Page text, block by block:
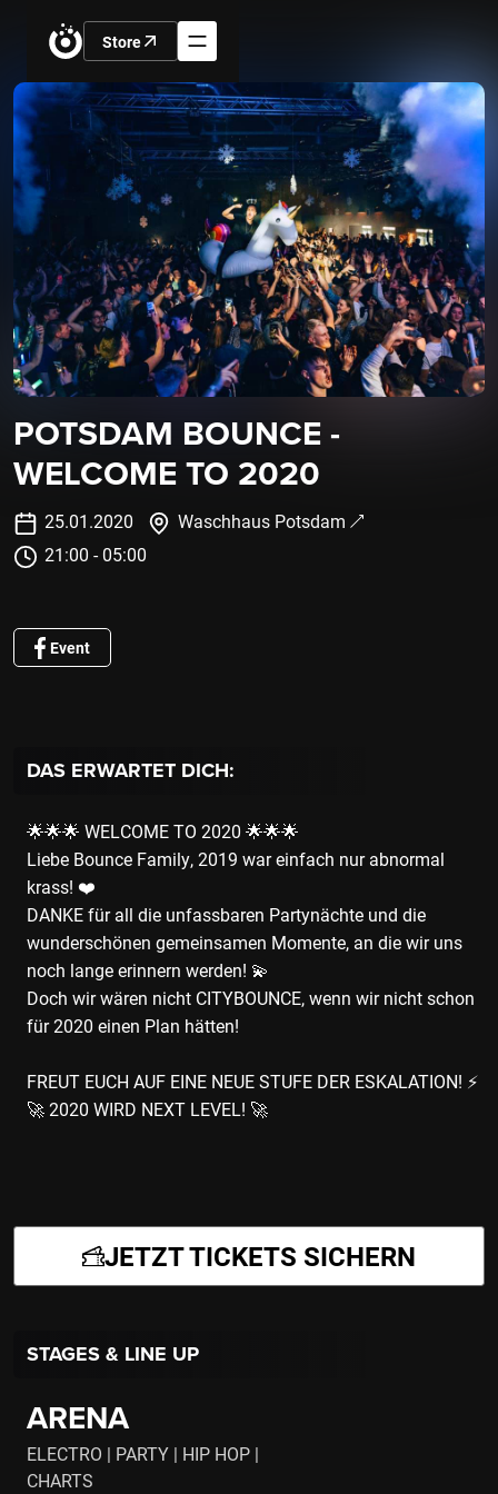
Store
POTSDAM BOUNCE -
WELCOME TO 2020
25.01.2020
Waschhaus Potsdam
21:00 - 05:00
Event
DAS ERWARTET DICH:
🌟🌟🌟 WELCOME TO 2020 🌟🌟🌟
Liebe Bounce Family, 2019 war einfach nur abnormal
krass! ❤️
DANKE für all die unfassbaren Partynächte und die
wunderschönen gemeinsamen Momente, an die wir uns
noch lange erinnern werden! 💫
Doch wir wären nicht CITYBOUNCE, wenn wir nicht schon
für 2020 einen Plan hätten!
FREUT EUCH AUF EINE NEUE STUFE DER ESKALATION! ⚡️
🚀 2020 WIRD NEXT LEVEL! 🚀
JETZT TICKETS SICHERN
STAGES & LINE UP
ARENA
ELECTRO | PARTY | HIP HOP |
CHARTS